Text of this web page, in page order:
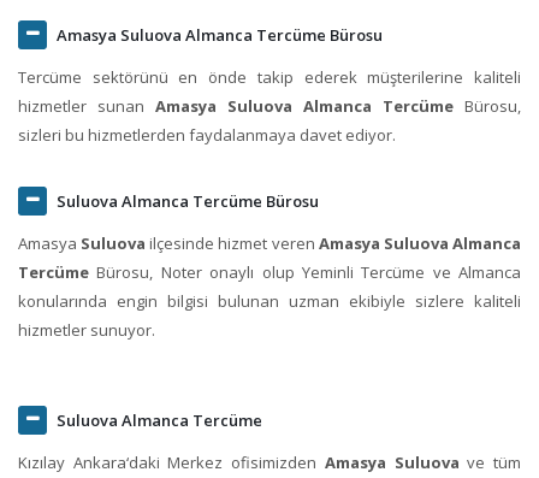
Amasya Suluova Almanca Tercüme Bürosu
Tercüme sektörünü en önde takip ederek müşterilerine kaliteli
hizmetler sunan Amasya Suluova Almanca Tercüme Bürosu,
sizleri bu hizmetlerden faydalanmaya davet ediyor.
Suluova Almanca Tercüme Bürosu
Amasya Suluova ilçesinde hizmet veren Amasya Suluova Almanca
Tercüme Bürosu, Noter onaylı olup Yeminli Tercüme ve Almanca
konularında engin bilgisi bulunan uzman ekibiyle sizlere kaliteli
hizmetler sunuyor.
Suluova Almanca Tercüme
Kızılay Ankara‘daki Merkez ofisimizden Amasya Suluova ve tüm